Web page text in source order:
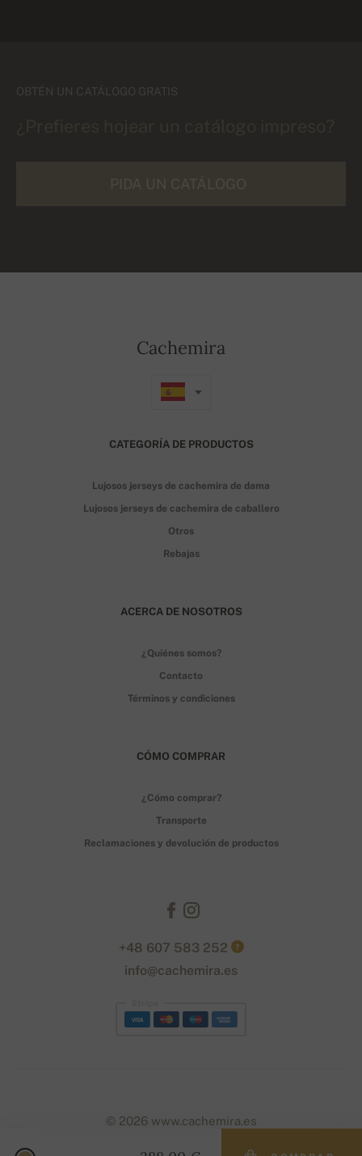
OBTÉN UN CATÁLOGO GRATIS
Cachemira
CATEGORÍA DE PRODUCTOS
Lujosos jerseys de cachemira de dama
Lujosos jerseys de cachemira de caballero
Otros
Rebajas
ACERCA DE NOSOTROS
¿Quiénes somos?
Contacto
Términos y condiciones
CÓMO COMPRAR
¿Cómo comprar?
Transporte
Reclamaciones y devolución de productos
+48 607 583 252 ?
info@cachemira.es
© 2026 www.cachemira.es